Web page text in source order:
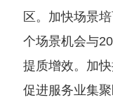
区。加快场景
个场景机会与
提质增效。加
促进服务业集